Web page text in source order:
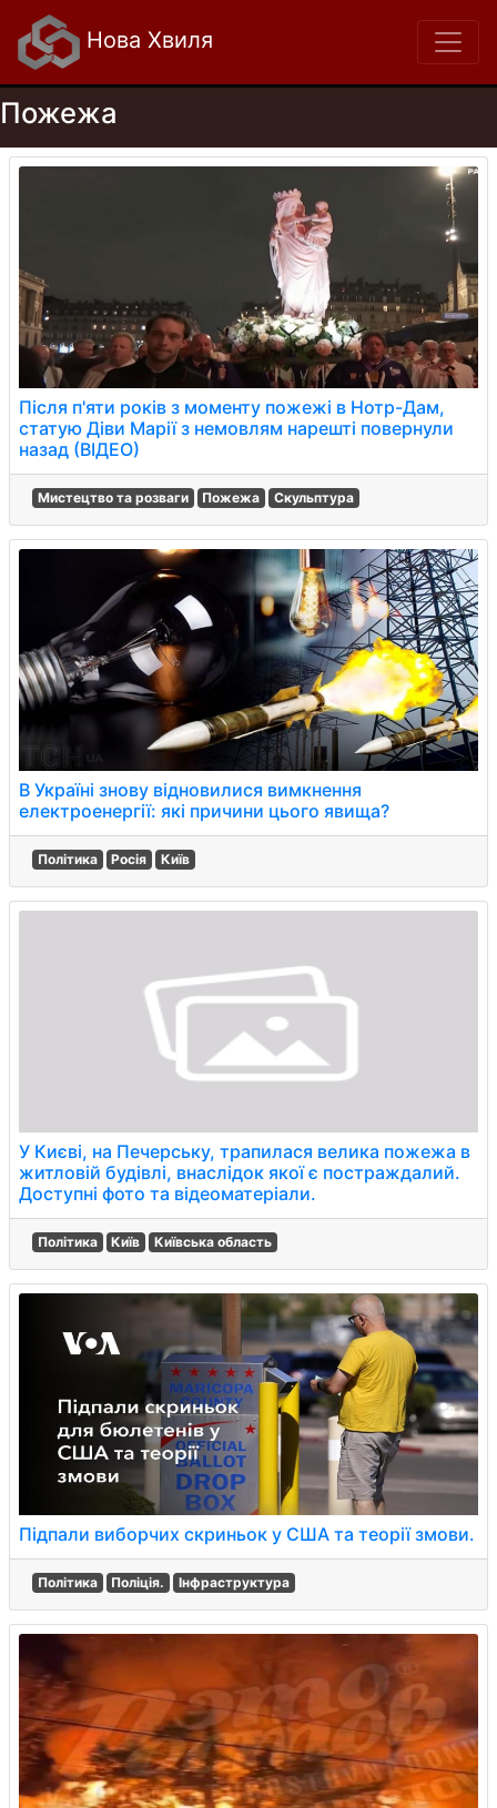
Нова Хвиля
Пожежа
Після п'яти років з моменту пожежі в Нотр-Дам,
статую Діви Марії з немовлям нарешті повернули
назад (ВІДЕО)
Мистецтво та розваги Пожежа Скульптура
В Україні знову відновилися вимкнення
електроенергії: які причини цього явища?
Політика Росія Київ
У Києві, на Печерську, трапилася велика пожежа в
житловій будівлі, внаслідок якої є постраждалий.
Доступні фото та відеоматеріали.
Політика Київ Київська область
Підпали виборчих скриньок у США та теорії змови.
Політика Поліція. Інфраструктура